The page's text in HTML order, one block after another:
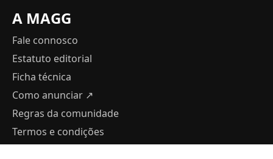
A MAGG
Fale connosco
Estatuto editorial
Ficha técnica
Como anunciar ↗
Regras da comunidade
Termos e condições